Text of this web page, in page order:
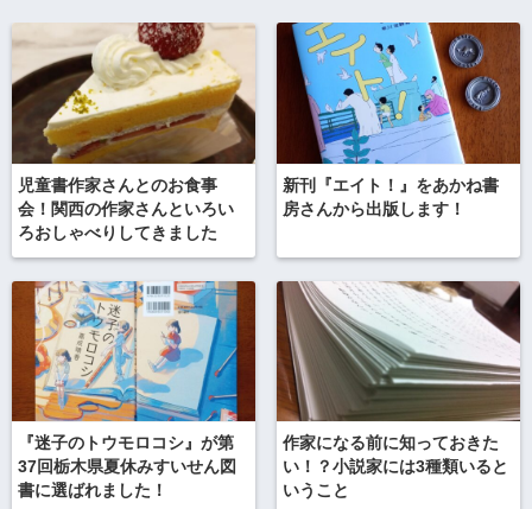
児童書作家さんとのお食事
会！関西の作家さんといろい
ろおしゃべりしてきました
新刊『エイト！』をあかね書
房さんから出版します！
『迷子のトウモロコシ』が第
37回栃木県夏休みすいせん図
書に選ばれました！
作家になる前に知っておきた
い！？小説家には3種類いると
いうこと